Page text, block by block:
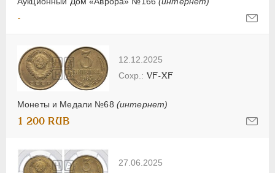
-
12.12.2025
Монеты и Медали №68 (интернет)
VF-XF
1 200 RUB
27.06.2025